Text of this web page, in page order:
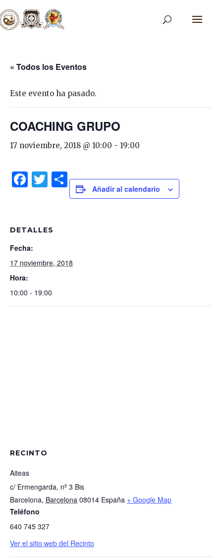
« Todos los Eventos
Este evento ha pasado.
COACHING GRUPO
17 noviembre, 2018 @ 10:00 - 19:00
Facebook
Twitter
ShareAñadir al calendario
DETALLES
Fecha:
17 noviembre, 2018
Hora:
10:00 - 19:00
RECINTO
Aiteas
c/ Ermengarda, nº 3 Bis
Barcelona, Barcelona 08014 España + Google Map
Teléfono
640 745 327
Ver el sitio web del Recinto